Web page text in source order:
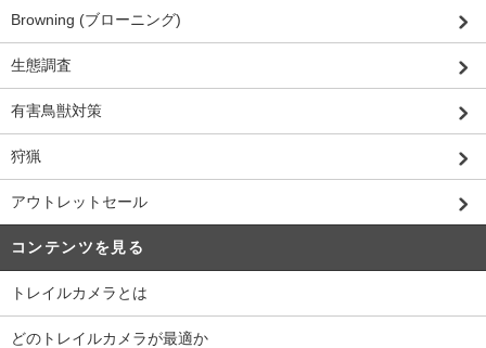
Browning (ブローニング)
生態調査
有害鳥獣対策
狩猟
アウトレットセール
コンテンツを見る
トレイルカメラとは
どのトレイルカメラが最適か